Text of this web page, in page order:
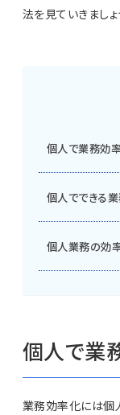
法を見ていきましょ
個人で業務効
個人でできる
個人業務の効
個人で業
業務効率化には個